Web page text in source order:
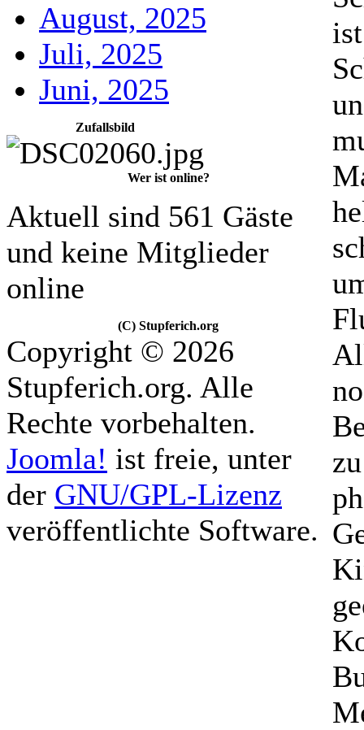
August, 2025
Juli, 2025
Juni, 2025
Zufallsbild
Wer ist online?
Aktuell sind 561 Gäste
und keine Mitglieder
online
(C) Stupferich.org
Copyright © 2026
Stupferich.org. Alle
Rechte vorbehalten.
Joomla! ist freie, unter
der GNU/GPL-Lizenz
veröffentlichte Software.